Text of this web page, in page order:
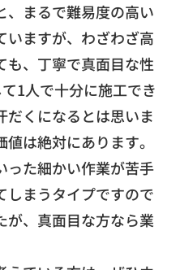
まるで難易度の高い
ますが、 わざわざ高
、 丁寧で真面目な性
1人で十分に施工でき
だくになるとは思いま
は絶対にあります。
った細かい作業が苦手
しまうタイプですので
が、真面目な方なら業